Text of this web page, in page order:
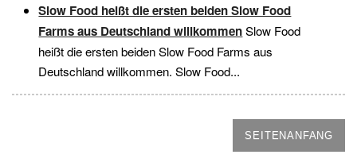
Slow Food heißt die ersten beiden Slow Food
Farms aus Deutschland willkommenSlow Food
heißt die ersten beiden Slow Food Farms aus
Deutschland willkommen. Slow Food...
SEITENANFANG